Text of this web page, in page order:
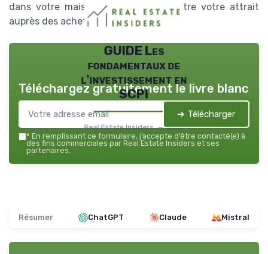
dans votre maison ne fera qu'accroître votre attrait
auprès des acheteurs potentiels.
GUIDE Les
fondamentaux de
l'investissement en
SCPI
Real Estate Insiders — 2026
Téléchargez gratuitement le livre blanc
➔ Télécharger
* En remplissant ce formulaire, j’accepte d’être contacté(e) à
des fins commerciales par Real Estate Insiders et ses
partenaires.
Résumer ChatGPT Claude Mistral